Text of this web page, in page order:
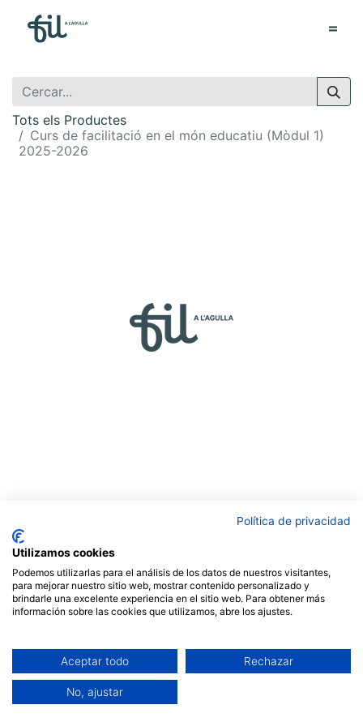
Tots els Productes
Curs de facilitació en el món educatiu (Mòdul 1)
2025-2026
Curs de facilitació en el món
educatiu (Mòdul 1) 2025-2026
145,00€
AFEGEIX A LA CISTELLA
Política de privacidad
Utilizamos cookies
Podemos utilizarlas para el análisis de los datos de nuestros visitantes,
para mejorar nuestro sitio web, mostrar contenido personalizado y
brindarle una excelente experiencia en el sitio web. Para obtener más
información sobre las cookies que utilizamos, abre los ajustes.
Aceptar todo Rechazar
No, ajustar